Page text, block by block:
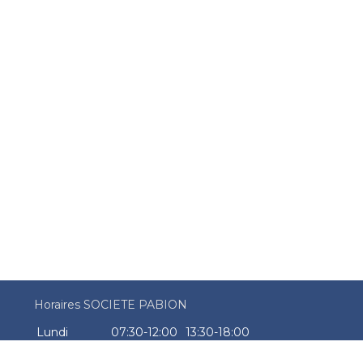
Horaires SOCIETE PABION
Lundi
07:30-12:00
13:30-18:00